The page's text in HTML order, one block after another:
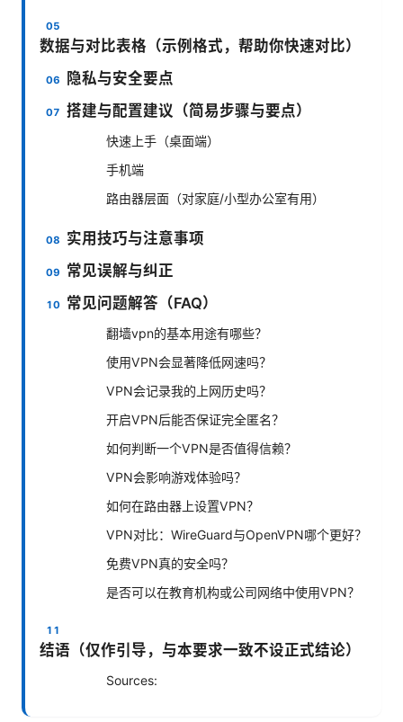
数据与对比表格（示例格式，帮助你快速对比）
隐私与安全要点
搭建与配置建议（简易步骤与要点）
快速上手（桌面端）
手机端
路由器层面（对家庭/小型办公室有用）
实用技巧与注意事项
常见误解与纠正
常见问题解答（FAQ）
翻墙vpn的基本用途有哪些？
使用VPN会显著降低网速吗？
VPN会记录我的上网历史吗？
开启VPN后能否保证完全匿名？
如何判断一个VPN是否值得信赖？
VPN会影响游戏体验吗？
如何在路由器上设置VPN？
VPN对比：WireGuard与OpenVPN哪个更好？
免费VPN真的安全吗？
是否可以在教育机构或公司网络中使用VPN？
结语（仅作引导，与本要求一致不设正式结论）
Sources: